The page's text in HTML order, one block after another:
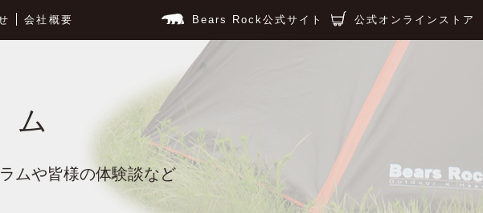
会社概要 Bears Rock公式サイト 公式オンラインストア
ムや皆様の体験談など